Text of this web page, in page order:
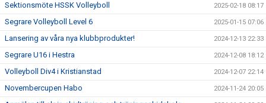
Sektionsmöte HSSK Volleyboll 2025-02-18 08:17
Segrare Volleyboll Level 6 2025-01-15 07:06
Lansering av våra nya klubbprodukter! 2024-12-13 22:33
Segrare U16 i Hestra 2024-12-08 18:12
Volleyboll Div4 i Kristianstad 2024-12-07 22:14
Novembercupen Habo 2024-11-24 20:05